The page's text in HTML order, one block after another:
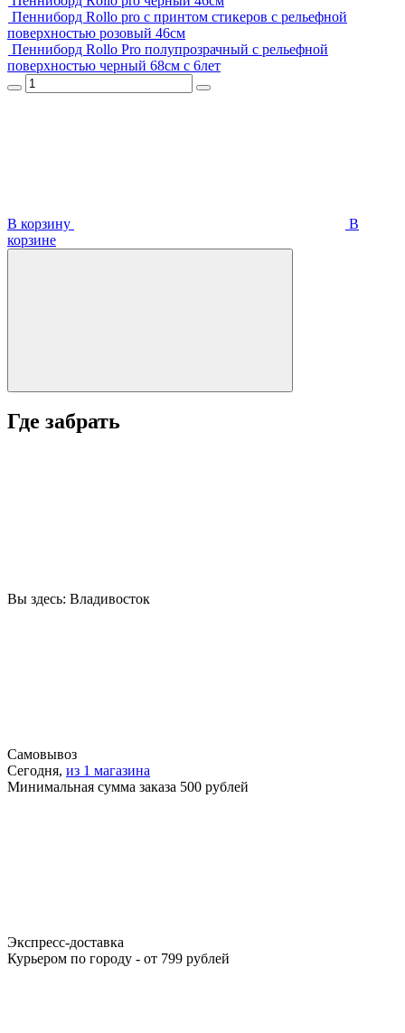
Пенниборд Rollo pro с принтом стикеров с рельефной
поверхностью розовый 46см
Пенниборд Rollo Pro полупрозрачный с рельефной
поверхностью черный 68см с 6лет
В корзину
В
корзинe
Где забрать
Вы здесь: Владивосток
Самовывоз
Сегодня, из 1 магазина
Минимальная сумма заказа 500 рублей
Экспресс-доставка
Курьером по городу - от 799 рублей